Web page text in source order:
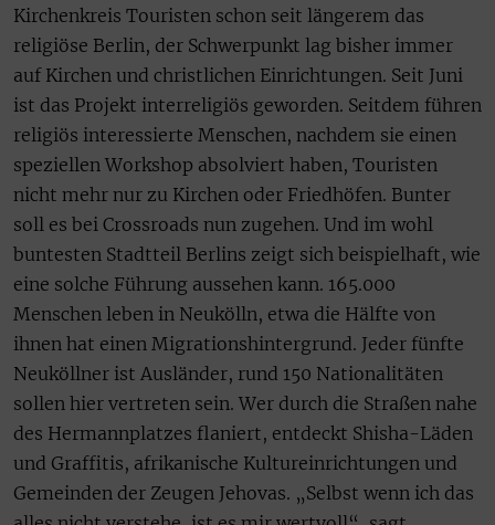
Kirchenkreis Touristen schon seit längerem das
religiöse Berlin, der Schwerpunkt lag bisher immer
auf Kirchen und christlichen Einrichtungen. Seit Juni
ist das Projekt interreligiös geworden. Seitdem führen
religiös interessierte Menschen, nachdem sie einen
speziellen Workshop absolviert haben, Touristen
nicht mehr nur zu Kirchen oder Friedhöfen. Bunter
soll es bei Crossroads nun zugehen. Und im wohl
buntesten Stadtteil Berlins zeigt sich beispielhaft, wie
eine solche Führung aussehen kann. 165.000
Menschen leben in Neukölln, etwa die Hälfte von
ihnen hat einen Migrationshintergrund. Jeder fünfte
Neuköllner ist Ausländer, rund 150 Nationalitäten
sollen hier vertreten sein. Wer durch die Straßen nahe
des Hermannplatzes flaniert, entdeckt Shisha-Läden
und Graffitis, afrikanische Kultureinrichtungen und
Gemeinden der Zeugen Jehovas. „Selbst wenn ich das